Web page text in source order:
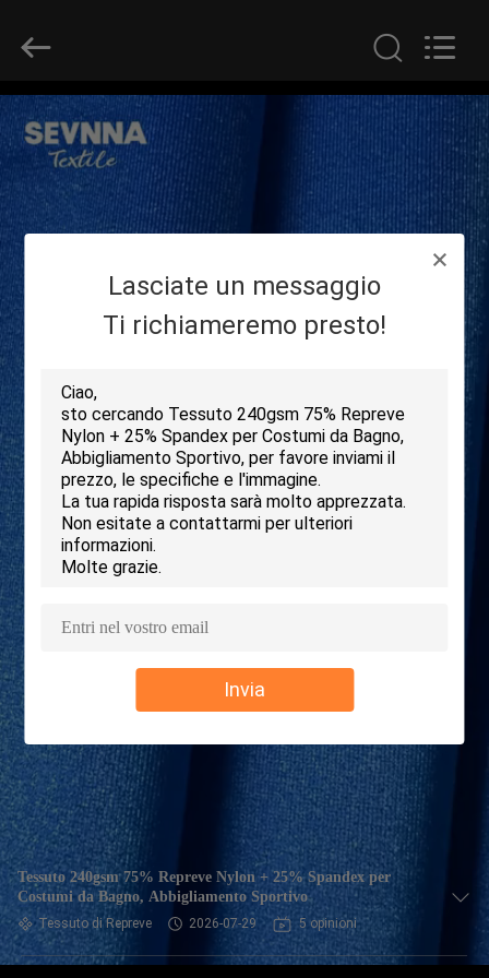
CASA
PRODOTTI
MOSTRA
VR
CIRCA
NOI
GIRO
DELLA
FABBRICA
CONTROLLO
DI
QUALITÀ
CONTATTICI
NOTIZIE
CASI
MAPPA
TEXTILE.
Lasciate un messaggio
Ti richiameremo presto!
Invia
Tessuto 240gsm 75% Repreve Nylon + 25% Spandex per
Costumi da Bagno, Abbigliamento Sportivo
Tessuto di Repreve 2026-07-29 5 opinioni